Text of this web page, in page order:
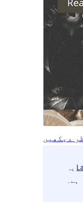
دیکھیں
ہے۔